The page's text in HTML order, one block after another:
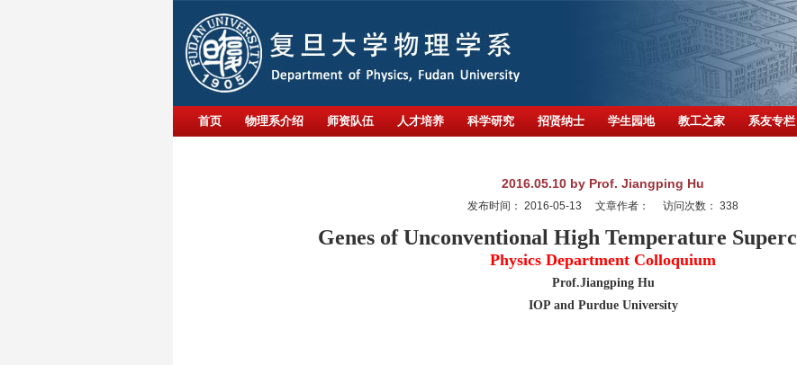
首页 物理系介绍 师资队伍 人才培养 科学研究 招贤纳士 学生园地 教工之家 系友专栏
2016.05.10 by Prof. Jiangping Hu
发布时间： 2016-05-13 文章作者： 访问次数： 338
Genes of Unconventional High Temperature
Physics Department Colloquium
Prof.Jiangping Hu
IOP and Purdue University